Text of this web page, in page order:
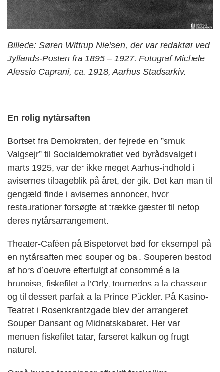
Billede: Søren Wittrup Nielsen, der var redaktør ved
Jyllands-Posten fra 1895 – 1927. Fotograf Michele
Alessio Caprani, ca. 1918, Aarhus Stadsarkiv.
En rolig nytårsaften
Bortset fra Demokraten, der fejrede en ”smuk
Valgsejr” til Socialdemokratiet ved byrådsvalget i
marts 1925, var der ikke meget Aarhus-indhold i
avisernes tilbageblik på året, der gik. Det kan man til
gengæld finde i avisernes annoncer, hvor
restaurationer forsøgte at trække gæster til netop
deres nytårsarrangement.
Theater-Caféen på Bispetorvet bød for eksempel på
en nytårsaften med souper og bal. Souperen bestod
af hors d’oeuvre efterfulgt af consommé a la
brunoise, fiskefilet a l’Orly, tournedos a la chasseur
og til dessert parfait a la Prince Pückler. På Kasino-
Teatret i Rosenkrantzgade blev der arrangeret
Souper Dansant og Midnatskabaret. Her var
menuen fiskefilet tatar, farseret kalkun og frugt
naturel.